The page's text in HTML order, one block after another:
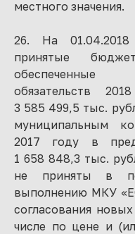
местного значения.
26. На 01.04.2018
принятые
обеспеченные
обязательств
3 585 499,5 тыс.
муниципальным
2017 году в
1 658 848,3 тыс.
не приняты в
выполнению МКУ
согласования
числе по цене и